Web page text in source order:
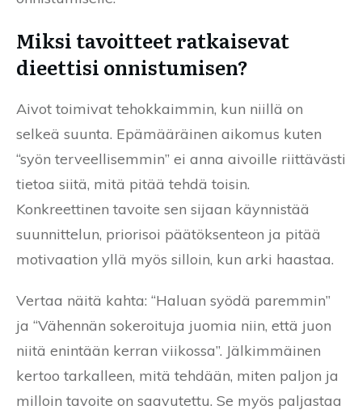
Miksi tavoitteet ratkaisevat
dieettisi onnistumisen?
Aivot toimivat tehokkaimmin, kun niillä on
selkeä suunta. Epämääräinen aikomus kuten
“syön terveellisemmin” ei anna aivoille riittävästi
tietoa siitä, mitä pitää tehdä toisin.
Konkreettinen tavoite sen sijaan käynnistää
suunnittelun, priorisoi päätöksenteon ja pitää
motivaation yllä myös silloin, kun arki haastaa.
Vertaa näitä kahta: “Haluan syödä paremmin”
ja “Vähennän sokeroituja juomia niin, että juon
niitä enintään kerran viikossa”. Jälkimmäinen
kertoo tarkalleen, mitä tehdään, miten paljon ja
milloin tavoite on saavutettu. Se myös paljastaa